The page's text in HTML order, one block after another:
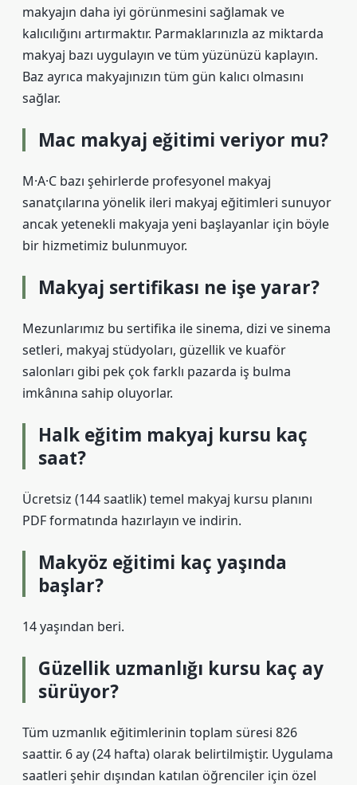
makyajın daha iyi görünmesini sağlamak ve
kalıcılığını artırmaktır. Parmaklarınızla az miktarda
makyaj bazı uygulayın ve tüm yüzünüzü kaplayın.
Baz ayrıca makyajınızın tüm gün kalıcı olmasını
sağlar.
Mac makyaj eğitimi veriyor mu?
M·A·C bazı şehirlerde profesyonel makyaj
sanatçılarına yönelik ileri makyaj eğitimleri sunuyor
ancak yetenekli makyaja yeni başlayanlar için böyle
bir hizmetimiz bulunmuyor.
Makyaj sertifikası ne işe yarar?
Mezunlarımız bu sertifika ile sinema, dizi ve sinema
setleri, makyaj stüdyoları, güzellik ve kuaför
salonları gibi pek çok farklı pazarda iş bulma
imkânına sahip oluyorlar.
Halk eğitim makyaj kursu kaç
saat?
Ücretsiz (144 saatlik) temel makyaj kursu planını
PDF formatında hazırlayın ve indirin.
Makyöz eğitimi kaç yaşında
başlar?
14 yaşından beri.
Güzellik uzmanlığı kursu kaç ay
sürüyor?
Tüm uzmanlık eğitimlerinin toplam süresi 826
saattir. 6 ay (24 hafta) olarak belirtilmiştir. Uygulama
saatleri şehir dışından katılan öğrenciler için özel